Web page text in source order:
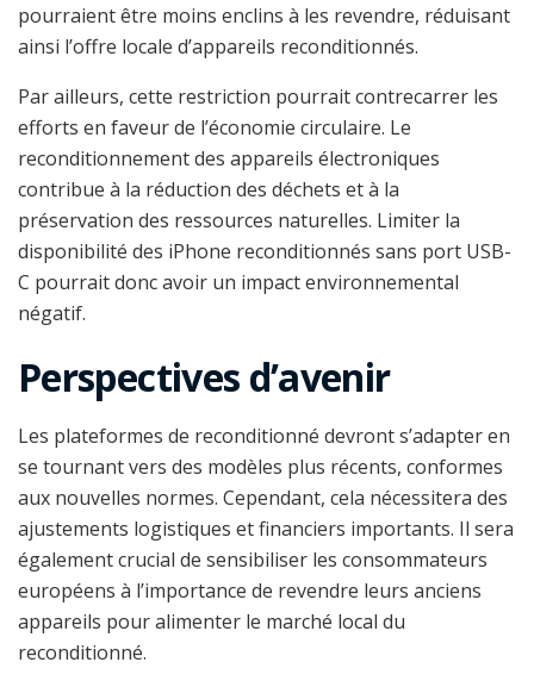
pourraient être moins enclins à les revendre, réduisant
ainsi l’offre locale d’appareils reconditionnés.
Par ailleurs, cette restriction pourrait contrecarrer les
efforts en faveur de l’économie circulaire. Le
reconditionnement des appareils électroniques
contribue à la réduction des déchets et à la
préservation des ressources naturelles. Limiter la
disponibilité des iPhone reconditionnés sans port USB-
C pourrait donc avoir un impact environnemental
négatif.
Perspectives d’avenir
Les plateformes de reconditionné devront s’adapter en
se tournant vers des modèles plus récents, conformes
aux nouvelles normes. Cependant, cela nécessitera des
ajustements logistiques et financiers importants. Il sera
également crucial de sensibiliser les consommateurs
européens à l’importance de revendre leurs anciens
appareils pour alimenter le marché local du
reconditionné.